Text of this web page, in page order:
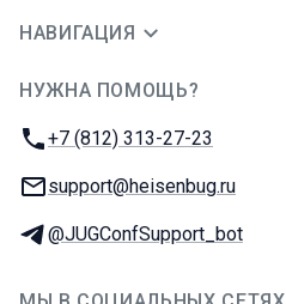
НАВИГАЦИЯ
НУЖНА ПОМОЩЬ?
Телефон:
+7 (812) 313-27-23
E-mail:
support@heisenbug.ru
Телеграм:
@JUGConfSupport_bot